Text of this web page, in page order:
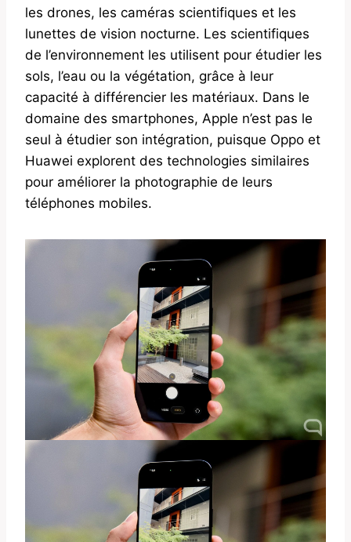
les drones, les caméras scientifiques et les
lunettes de vision nocturne. Les scientifiques
de l’environnement les utilisent pour étudier les
sols, l’eau ou la végétation, grâce à leur
capacité à différencier les matériaux. Dans le
domaine des smartphones, Apple n’est pas le
seul à étudier son intégration, puisque Oppo et
Huawei explorent des technologies similaires
pour améliorer la photographie de leurs
téléphones mobiles.